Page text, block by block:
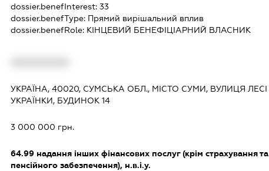
dossier.benefInterest:33
dossier.benefType: Прямий вирішальний вплив
dossier.benefRole: КІНЦЕВИЙ БЕНЕФІЦІАРНИЙ ВЛАСНИК
УКРАЇНА, 40020, СУМСЬКА ОБЛ., МІСТО СУМИ, ВУЛИЦЯ ЛЕСІ
УКРАЇНКИ, БУДИНОК 14
3 000 000 грн.
64.99 надання інших фінансових послуг (крім страхування та
пенсійного забезпечення), н.в.і.у.